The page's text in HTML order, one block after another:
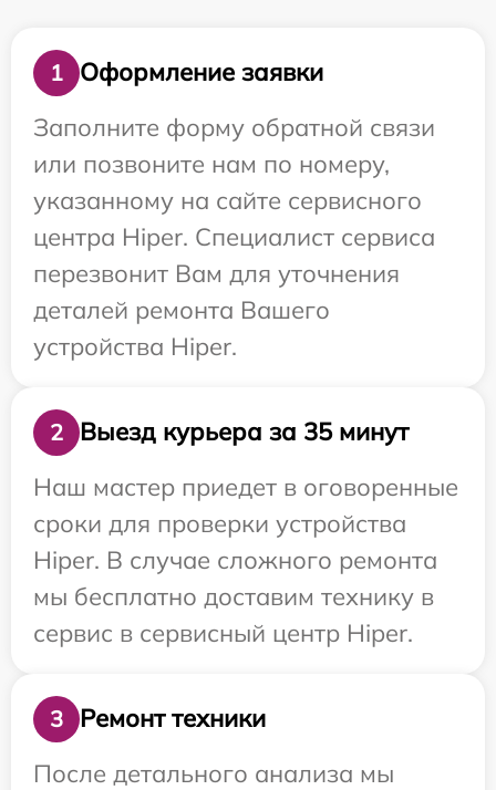
1
Оформление заявки
Заполните форму обратной связи
или позвоните нам по номеру,
указанному на сайте сервисного
центра Hiper. Специалист сервиса
перезвонит Вам для уточнения
деталей ремонта Вашего
устройства Hiper.
2
Выезд курьера за 35 минут
Наш мастер приедет в оговоренные
сроки для проверки устройства
Hiper. В случае сложного ремонта
мы бесплатно доставим технику в
сервис в сервисный центр Hiper.
3
Ремонт техники
После детального анализа мы